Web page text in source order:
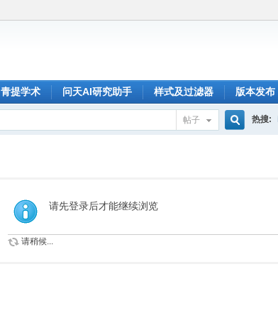
青提学术 问天AI研究助手 样式及过滤器 版本发布
帖子 热搜:
请先登录后才能继续浏览
请稍候...